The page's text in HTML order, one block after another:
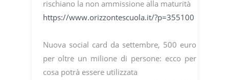
rischiano la non ammissione alla maturità
https://www.orizzontescuola.it/?p=355100
Nuova social card da settembre, 500 euro
per oltre un milione di persone: ecco per
cosa potrà essere utilizzata